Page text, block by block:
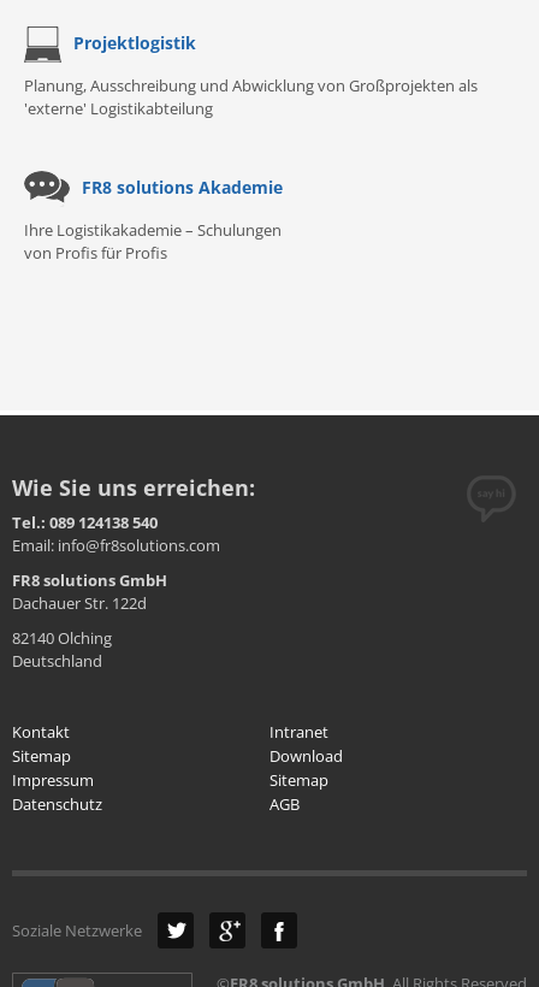
Projektlogistik
Planung, Ausschreibung und Abwicklung von Großprojekten als
'externe' Logistikabteilung
FR8 solutions Akademie
Ihre Logistikakademie – Schulungen
von Profis für Profis
Wie Sie uns erreichen:
Tel.: 089 124138 540
Email: info@fr8solutions.com
FR8 solutions GmbH
Dachauer Str. 122d
82140 Olching
Deutschland
Kontakt
Intranet
Sitemap
Download
Impressum
Sitemap
Datenschutz
AGB
Soziale Netzwerke